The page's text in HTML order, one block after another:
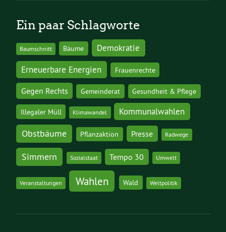
Ein paar Schlagworte
Baumschnitt Bäume
Demokratie
Erneuerbare Energien
Frauenrechte
Gegen Rechts Gemeinderat Gesundheit & Pflege
Illegaler Müll Klimawandel Kommunalwahlen
Obstbäume Pflanzaktion Presse Radwege
Simmern Sozialstaat Tempo 30 Umwelt
Veranstaltungen Wahlen Wald Weltpolitik